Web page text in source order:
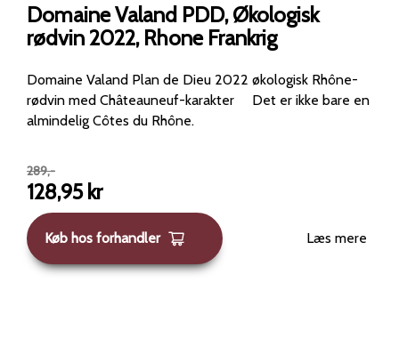
Domaine Valand PDD, Økologisk
rødvin 2022, Rhone Frankrig
Domaine Valand Plan de Dieu 2022 økologisk Rhône-
rødvin med Châteauneuf-karakter Det er ikke bare en
almindelig Côtes du Rhône.
289,-
128,95kr
Køb hos forhandler Læs mere